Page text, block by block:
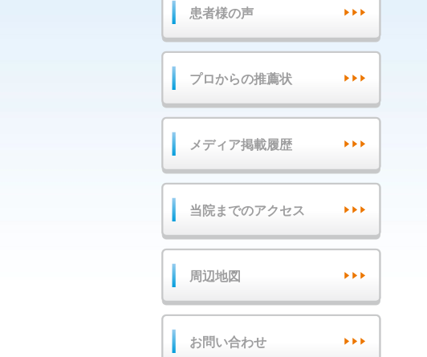
患者様の声
プロからの推薦状
メディア掲載履歴
当院までのアクセス
周辺地図
お問い合わせ